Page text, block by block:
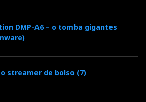
DMP-A6 – o tomba gigantes
o streamer de bolso (7)